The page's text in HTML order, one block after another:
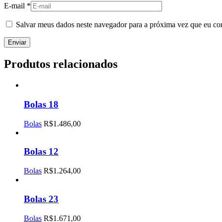
E-mail *
Salvar meus dados neste navegador para a próxima vez que eu
Produtos relacionados
Bolas 18
Bolas R$1.486,00
Bolas 12
Bolas R$1.264,00
Bolas 23
Bolas R$1.671,00